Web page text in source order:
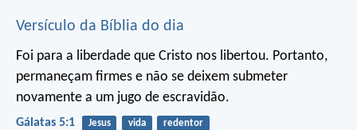
Versículo da Bíblia do dia
Foi para a liberdade que Cristo nos libertou. Portanto,
permaneçam firmes e não se deixem submeter
novamente a um jugo de escravidão.
Gálatas 5:1 Jesus vida redentor